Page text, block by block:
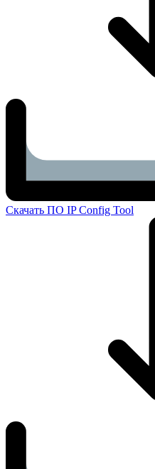
Скачать ПО IP Config Tool